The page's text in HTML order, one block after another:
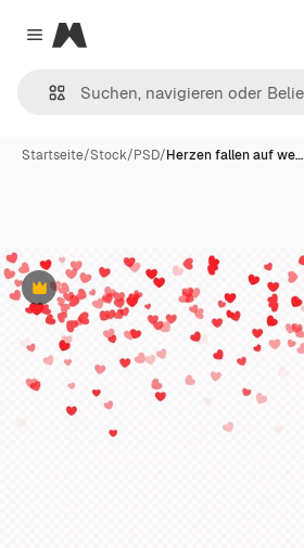
Close menu
Magnific
Startseite/Stock/PSD/Herzen fallen auf we…
Premium